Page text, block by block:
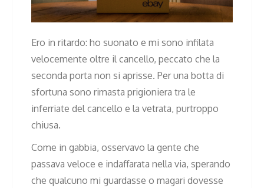
Ero in ritardo: ho suonato e mi sono infilata
velocemente oltre il cancello, peccato che la
seconda porta non si aprisse. Per una botta di
sfortuna sono rimasta prigioniera tra le
inferriate del cancello e la vetrata, purtroppo
chiusa.
Come in gabbia, osservavo la gente che
passava veloce e indaffarata nella via, sperando
che qualcuno mi guardasse o magari dovesse